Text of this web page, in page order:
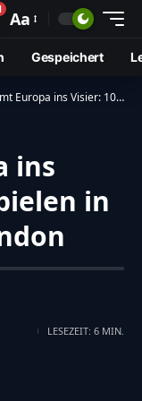
Aa
Gespeichert
Visier: 10 Teams spielen in Deutschland & London
ins
in
LESEZEIT: 6 MIN.